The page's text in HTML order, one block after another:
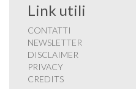
Link utili
CONTATTI
NEWSLETTER
DISCLAIMER
PRIVACY
CREDITS